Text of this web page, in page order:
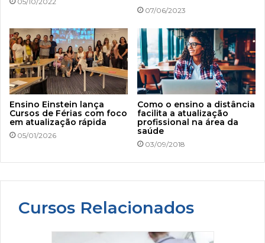
07/06/2023
Ensino Einstein lança
Cursos de Férias com foco
em atualização rápida
05/01/2026
Como o ensino a distância
facilita a atualização
profissional na área da
saúde
03/09/2018
Cursos Relacionados